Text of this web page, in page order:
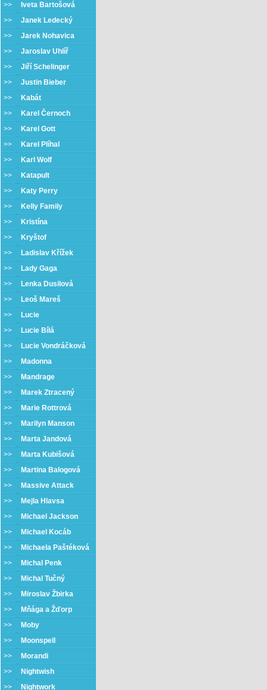
>>
Iveta Bartošová
>> Janek Ledecký
>> Jarek Nohavica
>> Jaroslav Uhlíř
>> Jiří Schelinger
>> Justin Bieber
>>
Kabát
>>
Karel Černoch
>>
Karel Gott
>>
Karel Plíhal
>>
Karl Wolf
>>
Katapult
>>
Katy Perry
>>
Kelly Family
>>
Kristína
>>
Kryštof
>>
Ladislav Křížek
>>
Lady Gaga
>>
Lenka Dusilová
>>
Leoš Mareš
>>
Lucie
>>
Lucie Bílá
>>
Lucie Vondráčková
>>
Madonna
>>
Mandrage
>>
Marek Ztracený
>>
Marie Rottrová
>>
Marilyn Manson
>>
Marta Jandová
>>
Marta Kubišová
>>
Martina Balogová
>>
Massive Attack
>>
Mejla Hlavsa
>>
Michael Jackson
>>
Michael Kocáb
>>
Michaela Paštéková
>>
Michal Penk
>>
Michal Tučný
>>
Miroslav Žbirka
>>
Mňága a Žďorp
>>
Moby
>>
Moonspell
>>
Morandi
>>
Nightwish
>>
Nightwork